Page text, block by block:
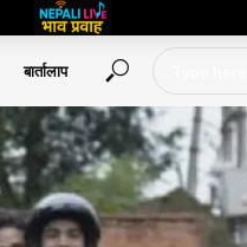
बार्तालाप